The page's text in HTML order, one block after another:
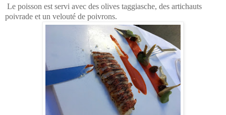
Le poisson est servi avec des olives taggiasche, des artichauts
poivrade et un velouté de poivrons.